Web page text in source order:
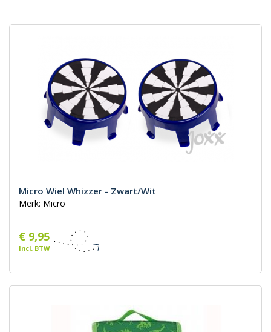
Micro Wiel Whizzer - Zwart/Wit
Merk: Micro
€ 9,95
Incl. BTW